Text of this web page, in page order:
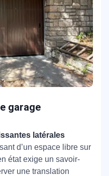
garage
latérales
d’un espace libre sur
état exige un savoir-
une translation